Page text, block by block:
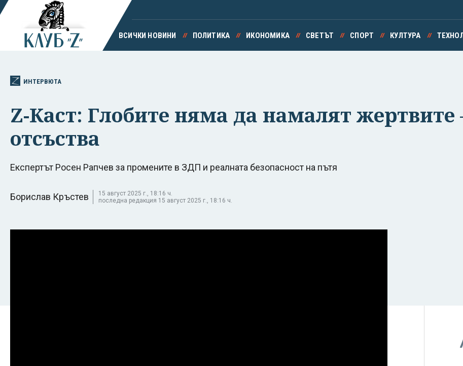
ВСИЧКИ НОВИНИ ПОЛИТИКА ИКОНОМИКА СВЕТЪТ СПОРТ КУЛТУРА
ИНТЕРВЮТА
Z-Каст: Глобите няма да намалят жертвите
отсъства
Експертът Росен Рапчев за промените в ЗДП и реалната безопасност на пътя
Борислав Кръстев
15 август 2025 г., 18:16 ч.
последна редакция 15 август 2025 г., 18:16 ч.